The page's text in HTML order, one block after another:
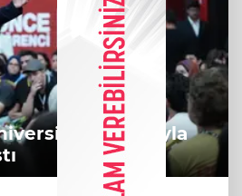
adaylarıyla